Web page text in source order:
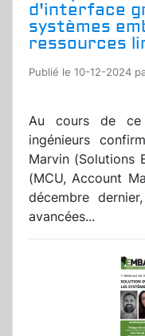
d'interface
systèmes
ressources
Publié le 10-12-2024
Au cours de ce
ingénieurs
Marvin (Solutions
(MCU, Account
décembre
avancées...